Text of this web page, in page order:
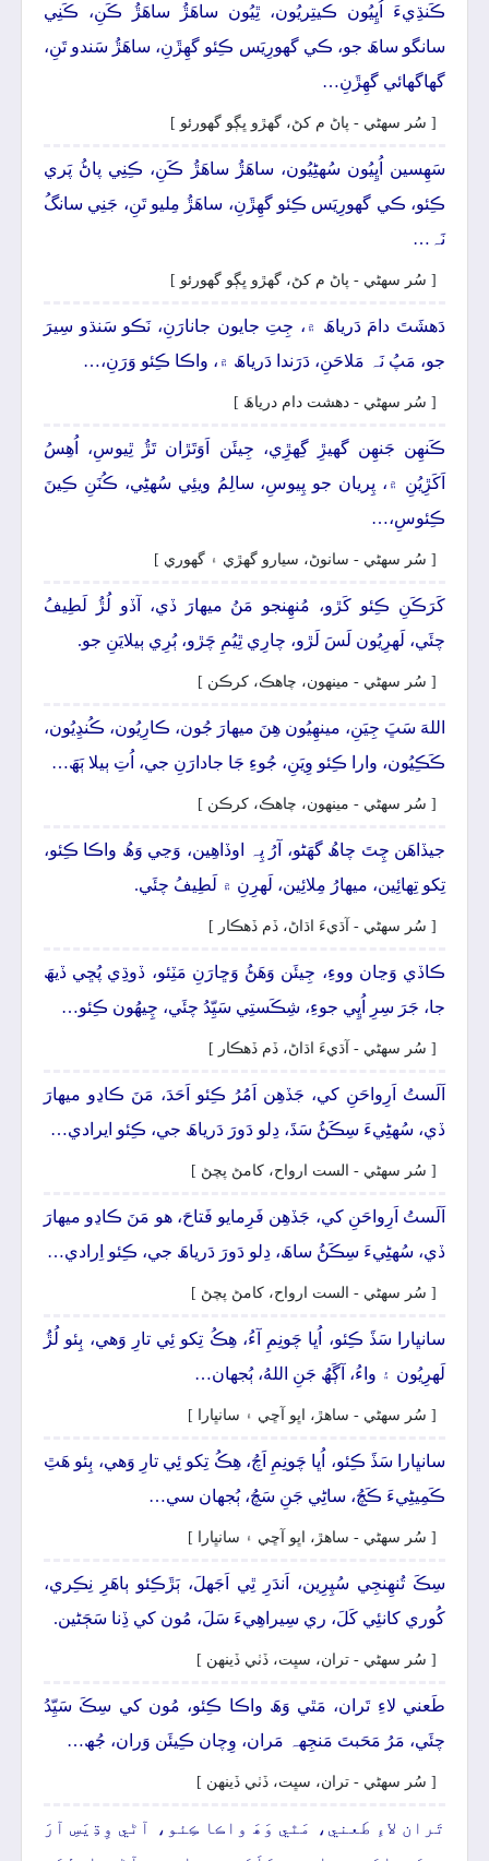
ڪَنڌِيءَ اُڀِيُون ڪيتِريُون، ٿِيُون ساھَڙُ ساھَڙُ ڪَنِ، ڪَنِي
سانگو ساھَ جو، ڪي گهورِيَس ڪِئو گهِڙَنِ، ساھَڙُ سَندو تَنِ،
گهاگهائي گهِڙَنِ…
[ سُر سھڻي - پاڻ م کڻ، گهڙو ڀڳو گهورئو ]
سَھِسين اُڀِيُون سُهڻِيُون، ساھَڙُ ساھَڙُ ڪَنِ، ڪِنِي پاڻُ پَري
ڪِئو، ڪي گهورِيَس ڪِئو گهِڙَنِ، ساهَڙُ مِليو تَنِ، جَنِي سانگُ
نَہ…
[ سُر سھڻي - پاڻ م کڻ، گهڙو ڀڳو گهورئو ]
دَھشَتَ دامَ دَرياھَ ۾، جِتِ جايون جانارَنِ، نَڪو سَنڌو سِيرَ
جو، مَپُ نَہ مَلاحَنِ، دَرَندا دَرياھَ ۾، واڪا ڪِئو وَرَنِ،…
[ سُر سھڻي - دھشت دام درياھَ ]
ڪَنھِن جَنھِن گهيڙِ گِهڙِي، جِيئَن اَوَتَڙان تَڙُ ٿِيوسِ، اُھِسُ
اَکَڙِيُنِ ۾، پِريان جو پِيوسِ، سالِمُ ويئِي سُهڻِي، ڪُنَنِ ڪِينَ
ڪِئوسِ،…
[ سُر سھڻي - سانوڻ، سيارو گهڙي ۽ گهوري ]
کَرَڪَنِ ڪِئو کَڙو، مُنھِنجو مَنُ ميھارَ ڏي، آڏو لُڙُ لَطِيفُ
چئَي، لَهرِيُون لَسَ لَڙو، چارِي ٿِيُمِ چَڙو، ٻُرِي ٻيلايَنِ جو.
[ سُر سھڻي - مينھون، چاھڪ، کرڪن ]
اللهَ سَڀَ جِيَنِ، مينھِيُون ھِنَ ميھارَ جُون، ڪارِيُون، ڪُنڍِيُون،
ڪَڪِيُون، وارا ڪِئو وِيَنِ، جُوءِ جَا جادارَنِ جي، اُتِ ٻيلا ٻَھَ…
[ سُر سھڻي - مينھون، چاھڪ، کرڪن ]
جيڏاھَن چِتَ چاھُ گهَڻو، آرُ پِہ اوڏاھِين، وَڃي وَھُ واڪا ڪِئو،
تِکو تِھائِين، ميھارُ مِلائِين، لَهرِنِ ۾ لَطِيفُ چئَي.
[ سُر سھڻي - آڌيءَ اڌاڻ، ڏم ڏھڪار ]
ڪاڏي وَڃان ووءِ، جِيئَن وَھَڻُ وَڇارَنِ مَٽِئو، ڏوڌِي پُڇي ڏيھَ
جا، جَرَ سِرِ اُڀِي جوءِ، شِڪَستِي سَيِّدُ چئَي، چِيھُون ڪِئو…
[ سُر سھڻي - آڌيءَ اڌاڻ، ڏم ڏھڪار ]
اَلَستُ اَرِواحَنِ کي، جَڏھِن اَمُرُ ڪِئو اَحَدَ، مَنَ ڪاڍو ميھارَ
ڏي، سُهڻِيءَ سِڪَڻُ سَڌَ، دِلو دَورَ دَرياھَ جي، ڪِئو ايرادي…
[ سُر سھڻي - الست ارواح، کامڻ پچڻ ]
اَلَستُ اَرِواحَنِ کي، جَڏھِن فَرِمايو فَتاحَ، ھو مَنَ ڪاڍو ميھارَ
ڏي، سُهڻِيءَ سِڪَڻُ ساھَ، دِلو دَورَ دَرياھَ جي، ڪِئو اِرادي…
[ سُر سھڻي - الست ارواح، کامڻ پچڻ ]
سانڀارا سَڏَ ڪِئو، اُڀا چَونِمِ آءُ، ھِڪُ تِکو ئِي تارِ وَھي، ٻِئو لُڙُ
لَهرِيُون ۽ واءُ، آڳَھُ جَنِ اللهُ، ٻُجهان…
[ سُر سھڻي - ساھڙ، اڀو آڇي ۽ سانڀارا ]
سانڀارا سَڏَ ڪِئو، اُڀا چَونِمِ اَچُ، ھِڪُ تِکو ئِي تارِ وَھي، ٻِئو ھَٿِ
ڪَمِيڻِيءَ ڪَچُ، ساڻِي جَنِ سَچُ، ٻُجهان سي…
[ سُر سھڻي - ساھڙ، اڀو آڇي ۽ سانڀارا ]
سِڪَ تُنھِنجِي سُپِرِين، اَندَرِ ٿِي اَجَهلَ، ٻَڙَڪِئو ٻاھَرِ نِڪِري،
کُوري کانئِي کَلَ، ري سِيراھِيءَ سَلَ، مُون کي ڏِنا سَڄَڻين.
[ سُر سھڻي - تران، سڀت، ڏٺي ڏينھن ]
طَعني لاءِ تَران، مَٿي وَھَ واڪا ڪِئو، مُون کي سِڪَ سَيِّدُ
چئَي، مَرُ مَحَبتَ مَنجِهہ مَران، وِچان ڪِيئَن وَران، جُھ…
[ سُر سھڻي - تران، سڀت، ڏٺي ڏينھن ]
تَران لاءِ طَعني، مَٿي وَھَ واڪا ڪِئو، آڻي وِڌِيَسِ آرَ